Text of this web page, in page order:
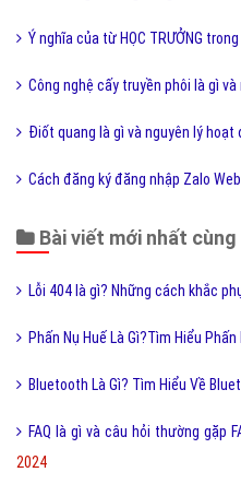
Ý nghĩa của từ HỌC TRƯỞNG
Công nghệ cấy truyền phôi là gì
Điốt quang là gì và nguyên lý
Cách đăng ký đăng nhập Zalo
Bài viết mới nhất
Lỗi 404 là gì? Những cách khắc
Phấn Nụ Huế Là Gì?Tìm Hiểu Phấn
Bluetooth Là Gì? Tìm Hiểu Về
FAQ là gì và câu hỏi thường gặp
2024